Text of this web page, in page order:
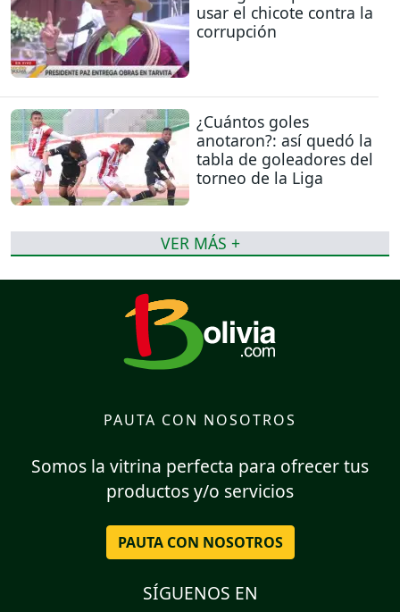
usar el chicote contra la
corrupción
¿Cuántos goles
anotaron?: así quedó la
tabla de goleadores del
torneo de la Liga
VER MÁS +
PAUTA CON NOSOTROS
Somos la vitrina perfecta para ofrecer tus
productos y/o servicios
PAUTA CON NOSOTROS
SÍGUENOS EN